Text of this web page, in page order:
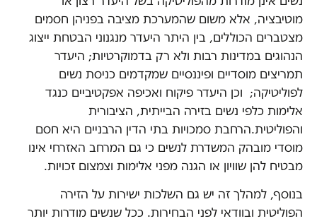
מוטיבציה, אלא משום שהמערכת מציבה בפניהן חסמים
מצטברים הכוללים, בין היתר היעדר מנגנוני הבטחת ייצוג
הנהוגים במדינות רבות ולא רק בדמוקרטיות; היעדר
תמריצים מוסדיים ופיננסיים שמקדמים כניסת נשים
לפוליטיקה; וכן היעדר פיקוח ואכיפה אפקטיביים כנגד
אלימות כלפי נשים בזירה הבייתית, הציבורית
והפוליטית.הרחבת סמכויות בתי הדין הרבניים היא חסם
מוסדי מובהק המשדרת לנשים כי גם המרחב האזרחי אינו
מבטיח להן שוויון או הגנה מפני אלימות וצמצום זכויות.
בנוסף, למהלך זה יש גם השלכות ישירות על הזירה
הפוליטית ובוודאי לפני הבחירות. ככל שנשים מודרות יותר